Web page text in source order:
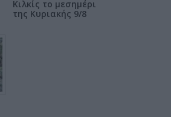
Κιλκίς το μεσημέρι
της Κυριακής 9/8